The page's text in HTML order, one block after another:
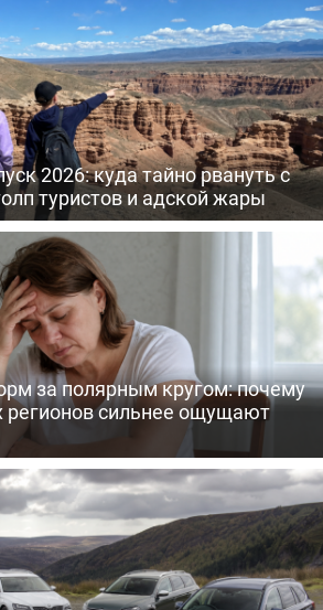
2026: куда тайно рвануть с
туристов и адской жары
за полярным кругом: почему
регионов сильнее ощущают